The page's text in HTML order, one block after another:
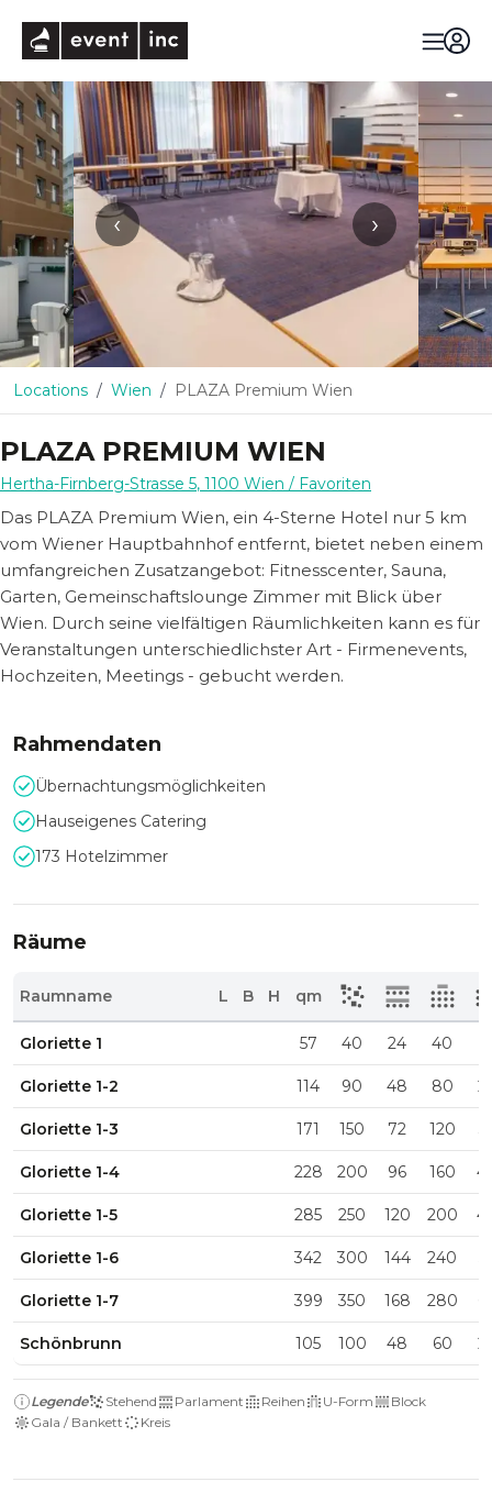
‹ ›
Locations Wien PLAZA Premium Wien
PLAZA PREMIUM WIEN
Hertha-Firnberg-Strasse 5, 1100 Wien / Favoriten
Das PLAZA Premium Wien, ein 4-Sterne Hotel nur 5 km
vom Wiener Hauptbahnhof entfernt, bietet neben einem
umfangreichen Zusatzangebot: Fitnesscenter, Sauna,
Garten, Gemeinschaftslounge Zimmer mit Blick über
Wien. Durch seine vielfältigen Räumlichkeiten kann es für
Veranstaltungen unterschiedlichster Art - Firmenevents,
Hochzeiten, Meetings - gebucht werden.
Rahmendaten
Übernachtungsmöglichkeiten
Hauseigenes Catering
173 Hotelzimmer
Räume
Raumname L B H qm
Gloriette 1 57 40 24 40
Gloriette 1-2 114 90 48 80
Gloriette 1-3 171 150 72 120
Gloriette 1-4 228 200 96 160
Gloriette 1-5 285 250 120 200
Gloriette 1-6 342 300 144 240
Gloriette 1-7 399 350 168 280
Schönbrunn 105 100 48 60
Legende Stehend Parlament Reihen U-Form
Block
Gala / Bankett
Kreis